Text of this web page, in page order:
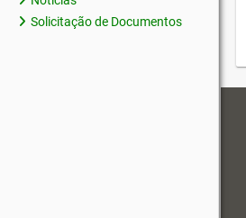
Solicitação de Documentos